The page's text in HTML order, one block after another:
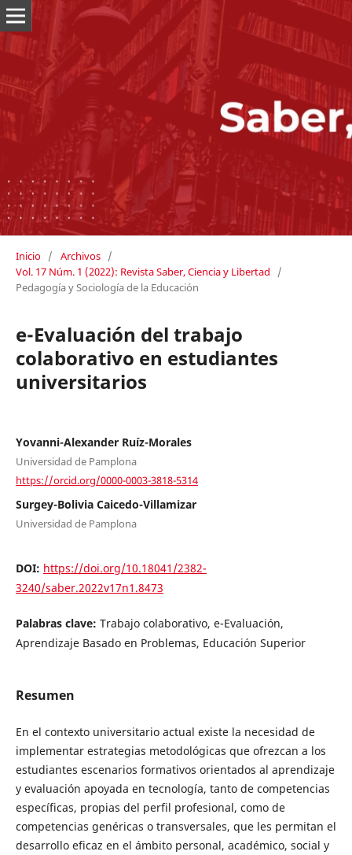
Inicio / Archivos /
Vol. 17 Núm. 1 (2022): Revista Saber, Ciencia y Libertad
/
Pedagogía y Sociología de la Educación
e-Evaluación del trabajo
colaborativo en estudiantes
universitarios
Yovanni-Alexander Ruíz-Morales
Universidad de Pamplona
https://orcid.org/0000-0003-3818-5314
Surgey-Bolivia Caicedo-Villamizar
Universidad de Pamplona
DOI: https://doi.org/10.18041/2382-
3240/saber.2022v17n1.8473
Palabras clave: Trabajo colaborativo, e-Evaluación,
Aprendizaje Basado en Problemas, Educación Superior
Resumen
En el contexto universitario actual existe la necesidad de
implementar estrategias metodológicas que ofrezcan a los
estudiantes escenarios formativos orientados al aprendizaje
y evaluación apoyada en tecnología, tanto de competencias
específicas, propias del perfil profesional, como de
competencias genéricas o transversales, que les permitan el
desarrollo eficaz en el ámbito personal, académico, social y